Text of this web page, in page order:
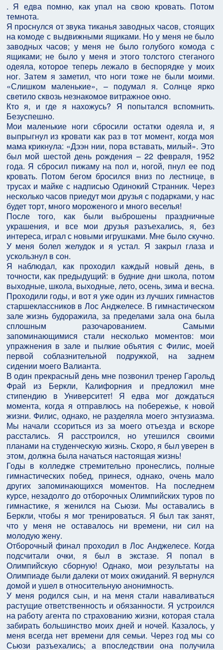
. Я едва помню, как упал на свою кровать. Потом
темнота.
Я проснулся от звука тиканья заводных часов, стоящих
на комоде с выдвижными ящиками. Но у меня не было
заводных часов; у меня не было голубого комода с
ящиками; не было у меня и этого толстого стеганого
одеяла, которое теперь лежало в беспорядке у моих
ног. Затем я заметил, что ноги тоже не были моими.
«Слишком маленькие», – подумал я. Солнце ярко
светило сквозь незнакомое витражное окно.
Кто я, и где я нахожусь? Я попытался вспомнить.
Безуспешно.
Мои маленькие ноги сбросили остатки одеяла и, я
выпрыгнул из кровати как раз в тот момент, когда моя
мама крикнула: «Дээн нии, пора вставать, милый». Это
был мой шестой день рождения – 22 февраля, 1952
года. Я сбросил пижаму на пол и, ногой, пнул ее под
кровать. Потом бегом бросился вниз по лестнице, в
трусах и майке с надписью Одинокий Странник. Через
несколько часов приедут мои друзья с подарками, у нас
будет торт, много мороженого и много веселья!
После того, как были выброшены праздничные
украшения, и все мои друзья разъехались, я, без
интереса, играл с новыми игрушками. Мне было скучно.
У меня болел желудок и я устал. Я закрыл глаза и
ускользнул в сон.
Я наблюдал, как проходил каждый новый день, в
точности, как предыдущий: в будние дни школа, потом
выходные, школа, выходные, лето, осень, зима и весна.
Проходили годы, и вот я уже один из лучших гимнастов
старшеклассников в Лос Анджелесе. В гимнастическом
зале жизнь будоражила, за пределами зала она была
сплошным разочарованием. Самыми
запоминающимися стали несколько моментов: мои
упражнения в зале и пылкие объятия с Филис, моей
первой соблазнительной подружкой, на заднем
сидении моего Валианта.
В один прекрасный день мне позвонил тренер Гарольд
Фрай из Беркли, Калифорния и предложил мне
стипендию в Университет! Я едва мог дождаться
момента, когда я отправлюсь на побережье, к новой
жизни. Филис, однако, не разделяла моего энтузиазма.
Мы начали ссориться из за моего отъезда и вскоре
расстались. Я расстроился, но утешился своими
планами на студенческую жизнь. Скоро, я был уверен в
этом, должна была начаться настоящая жизнь!
Годы в колледже стремительно пронеслись, полные
гимнастических побед, принеся, однако, очень мало
других запоминающихся моментов. На последнем
курсе, незадолго до отборочных Олимпийских туров по
гимнастике, я женился на Сьюзи. Мы оставались в
Беркли, чтобы я мог тренироваться. Я был так занят,
что у меня не оставалось ни времени, ни сил на
молодую жену.
Отборочный финал проходил в Лос Анджелесе. Когда
подсчитали очки, я был в экстазе. Я попал в
Олимпийскую сборную! Однако, мои результаты на
Олимпиаде были далеки от моих ожиданий. Я вернулся
домой и ушел в относительную анонимность.
У меня родился сын, и на меня стали наваливаться
растущие ответственность и обязанности. Я устроился
на работу агента по страхованию жизни, которая стала
забирать большинство моих дней и ночей. Казалось, у
меня всегда нет времени для семьи. Через год мы со
Сьюзи разъехались; а впоследствии она получила